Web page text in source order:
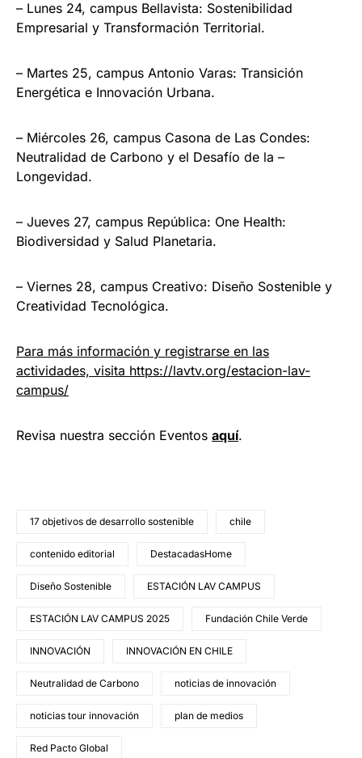
– Lunes 24, campus Bellavista: Sostenibilidad
Empresarial y Transformación Territorial.
– Martes 25, campus Antonio Varas: Transición
Energética e Innovación Urbana.
– Miércoles 26, campus Casona de Las Condes:
Neutralidad de Carbono y el Desafío de la –
Longevidad.
– Jueves 27, campus República: One Health:
Biodiversidad y Salud Planetaria.
– Viernes 28, campus Creativo: Diseño Sostenible y
Creatividad Tecnológica.
Para más información y registrarse en las
actividades, visita https://lavtv.org/estacion-lav-
campus/
Revisa nuestra sección Eventos aquí.
17 objetivos de desarrollo sostenible chile
contenido editorial DestacadasHome
Diseño Sostenible ESTACIÓN LAV CAMPUS
ESTACIÓN LAV CAMPUS 2025 Fundación Chile Verde
INNOVACIÓN INNOVACIÓN EN CHILE
Neutralidad de Carbono noticias de innovación
noticias tour innovación plan de medios
Red Pacto Global